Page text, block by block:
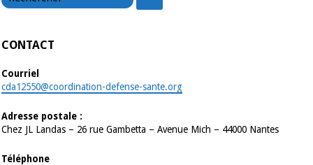
CONTACT
Courriel
cda12550@coordination-defense-sante.org
Adresse postale :
Chez JL Landas – 26 rue Gambetta – Avenue Mich – 44000 Nantes
Téléphone